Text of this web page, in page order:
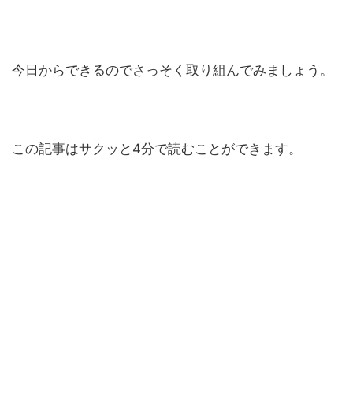
今日からできるのでさっそく取り組んでみましょう。
この記事はサクッと4分で読むことができます。